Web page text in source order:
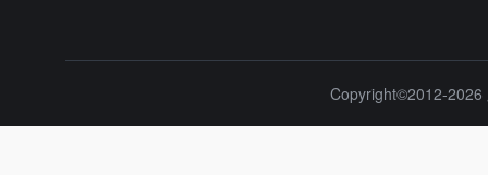
Copyright©2012-2026